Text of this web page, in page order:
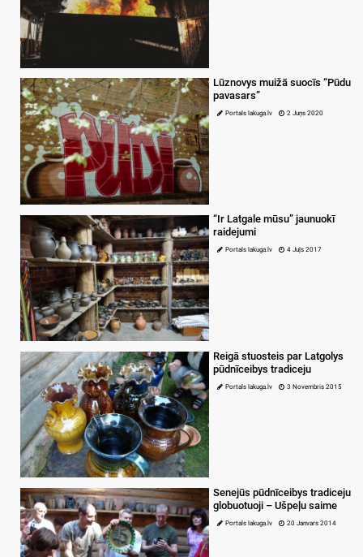
Lūznovys muižā suocīs “Pūdu
pavasars”
Portals lakuga.lv 2 Juņs 2020
“Ir Latgale mūsu” jaunuokī
raidejumi
Portals lakuga.lv 4 Juļs 2017
Reigā stuosteis par Latgolys
pūdnīceibys tradiceju
Portals lakuga.lv 3 Novembris 2015
Senejūs pūdnīceibys tradiceju
globuotuoji – Ušpeļu saime
Portals lakuga.lv 20 Janvars 2014